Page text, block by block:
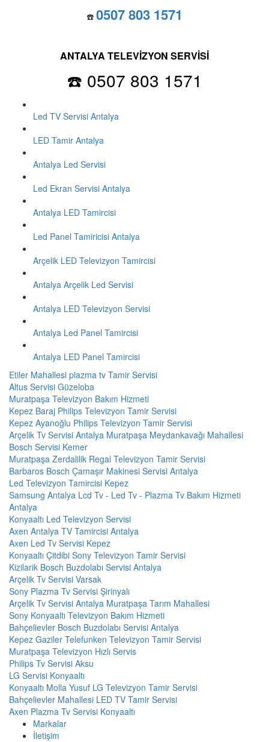
☎️ 0507 803 1571
ANTALYA TELEVİZYON SERVİSİ
☎️ 0507 803 1571
Led TV Servisi Antalya
LED Tamir Antalya
Antalya Led Servisi
Led Ekran Servisi Antalya
Antalya LED Tamircisi
Led Panel Tamiricisi Antalya
Arçelik LED Televizyon Tamircisi
Antalya Arçelik Led Servisi
Antalya LED Televizyon Servisi
Antalya Led Panel Tamircisi
Antalya LED Panel Tamircisi
Etiler Mahallesi plazma tv Tamir Servisi
Altus Servisi Güzeloba
Muratpaşa Televizyon Bakım Hizmeti
Kepez Baraj Philips Televizyon Tamir Servisi
Kepez Ayanoğlu Philips Televizyon Tamir Servisi
Arçelik Tv Servisi Antalya Muratpaşa Meydankavağı Mahallesi
Bosch Servisi Kemer
Muratpaşa Zerdalilik Regal Televizyon Tamir Servisi
Barbaros Bosch Çamaşır Makinesi Servisi Antalya
Led Televizyon Tamircisi Kepez
Samsung Antalya Lcd Tv - Led Tv - Plazma Tv Bakım Hizmeti
Antalya
Konyaaltı Led Televizyon Servisi
Axen Antalya TV Tamircisi Antalya
Axen Led Tv Servisi Kepez
Konyaaltı Çitdibi Sony Televizyon Tamir Servisi
Kizilarik Bosch Buzdolabı Servisi Antalya
Arçelik Tv Servisi Varsak
Sony Plazma Tv Servisi Şirinyalı
Arçelik Tv Servisi Antalya Muratpaşa Tarım Mahallesi
Sony Konyaaltı Televizyon Bakım Hizmeti
Bahçelievler Bosch Buzdolabı Servisi Antalya
Kepez Gaziler Telefunken Televizyon Tamir Servisi
Muratpaşa Televizyon Hızlı Servis
Philips Tv Servisi Aksu
LG Servisi Konyaaltı
Konyaaltı Molla Yusuf LG Televizyon Tamir Servisi
Bahçelievler Mahallesi LED TV Tamir Servisi
Axen Plazma Tv Servisi Konyaaltı
Markalar
İletişim